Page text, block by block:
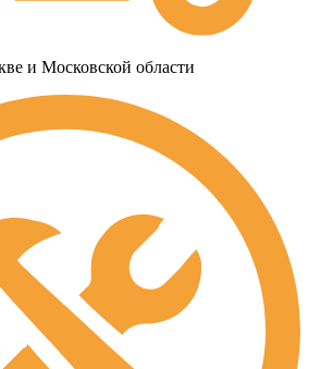
и Московской области